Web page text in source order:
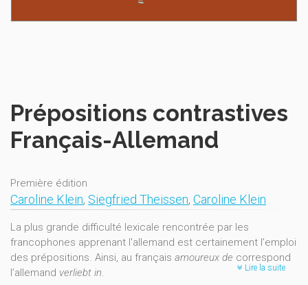
Prépositions contrastives
Français-Allemand
Première édition
Caroline Klein, Siegfried Theissen, Caroline Klein
La plus grande difficulté lexicale rencontrée par les
francophones apprenant l'allemand est certainement l’emploi
des prépositions. Ainsi, au français amoureux de correspond
l’allemand verliebt in.
Lire la suite